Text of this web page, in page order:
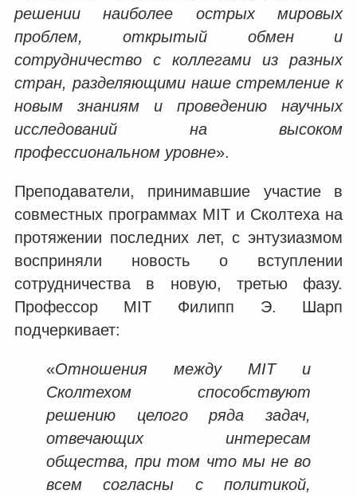
решении наиболее острых мировых
проблем, открытый обмен и
сотрудничество с коллегами из разных
стран, разделяющими наше стремление к
новым знаниям и проведению научных
исследований на высоком
профессиональном уровне».
Преподаватели, принимавшие участие в
совместных программах MIT и Сколтеха на
протяжении последних лет, с энтузиазмом
восприняли новость о вступлении
сотрудничества в новую, третью фазу.
Профессор MIT Филипп Э. Шарп
подчеркивает:
«Отношения между MIT и
Сколтехом способствуют
решению целого ряда задач,
отвечающих интересам
общества, при том что мы не во
всем согласны с политикой,